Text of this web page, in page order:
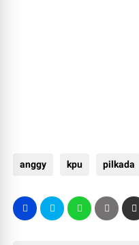
anggy kpu pilkada